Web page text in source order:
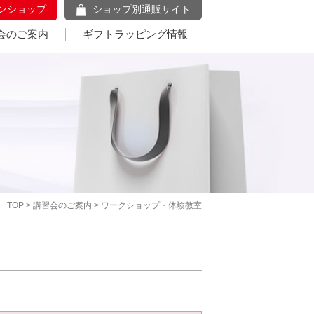
ショップ ショップ別通販サイト
のご案内 ギフトラッピング情報
TOP > 講習会のご案内 > ワークショップ・体験教室